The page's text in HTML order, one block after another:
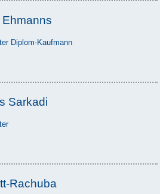
Ehmanns
Diplom-Kaufmann
Sarkadi
Rachuba